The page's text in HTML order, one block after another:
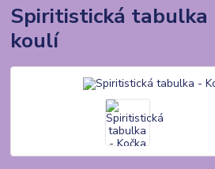
Spiritistická tabulka
koulí